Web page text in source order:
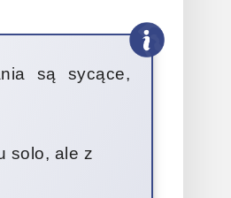
są sycące,
solo, ale z